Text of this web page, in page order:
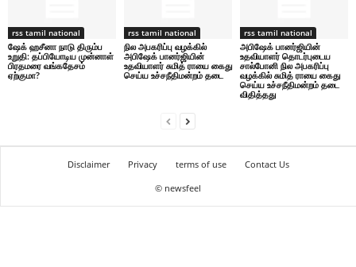
rss tamil national
ஷேக் ஹசீனா நாடு திரும்ப
உறுதி: தப்பியோடிய முன்னாள்
பிரதமரை வங்கதேசம்
ஏற்குமா?
rss tamil national
நில அபகரிப்பு வழக்கில்
அபிஷேக் பானர்ஜியின்
உதவியாளர் சுமித் ராயை கைது
செய்ய உச்சநீதிமன்றம் தடை
rss tamil national
அபிஷேக் பானர்ஜியின்
உதவியாளர் தொடர்புடைய
சால்போனி நில அபகரிப்பு
வழக்கில் சுமித் ராயை கைது
செய்ய உச்சநீதிமன்றம் தடை
விதித்தது
Disclaimer Privacy terms of use
Contact Us
© newsfeel